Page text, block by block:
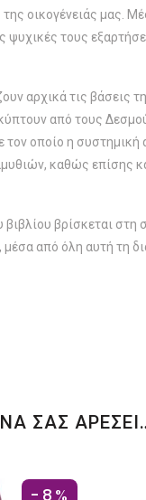
οικογένειάς μας.
ψυχικές τους
αρχικά τις βάσεις
από τους
οποίο η
καθώς επίσης
βιβλίου βρίσκεται
από όλη αυτή τη
ΣΑΣ
-8%